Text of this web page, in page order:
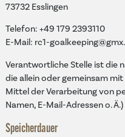
73732 Esslingen
Telefon: +49 179 2393110
E-Mail: rc1-
Verantwortliche Stelle ist die
die allein oder gemeinsam
Mittel der Verarbeitung von
Namen, E-Mail-Adressen o.
Speicherdauer